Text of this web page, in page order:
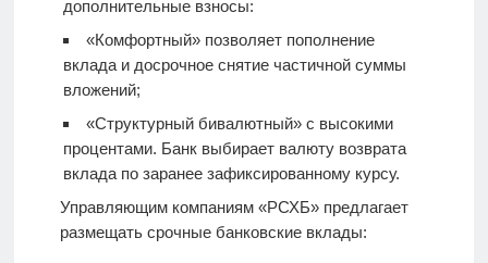
дополнительные взносы:
«Комфортный» позволяет пополнение
вклада и досрочное снятие частичной суммы
вложений;
«Структурный бивалютный» с высокими
процентами. Банк выбирает валюту возврата
вклада по заранее зафиксированному курсу.
Управляющим компаниям «РСХБ» предлагает
размещать срочные банковские вклады: